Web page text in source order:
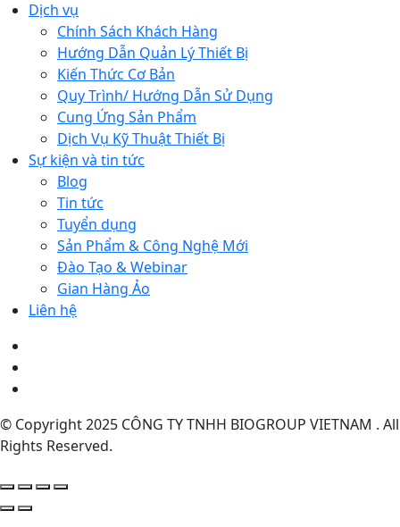
Dịch vụ
Chính Sách Khách Hàng
Hướng Dẫn Quản Lý Thiết Bị
Kiến Thức Cơ Bản
Quy Trình/ Hướng Dẫn Sử Dụng
Cung Ứng Sản Phẩm
Dịch Vụ Kỹ Thuật Thiết Bị
Sự kiện và tin tức
Blog
Tin tức
Tuyển dụng
Sản Phẩm & Công Nghệ Mới
Đào Tạo & Webinar
Gian Hàng Ảo
Liên hệ
© Copyright 2025 CÔNG TY TNHH BIOGROUP VIETNAM . All
Rights Reserved.